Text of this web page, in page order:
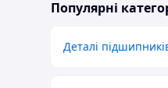
Популярні
Деталі